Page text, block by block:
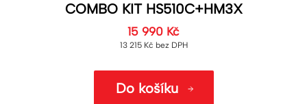
COMBO KIT HS510C+HM3X
15 990 Kč
13 215 Kč bez DPH
Do košíku